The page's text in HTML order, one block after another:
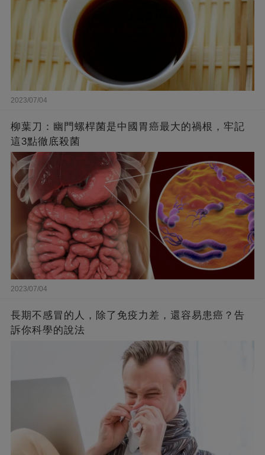
2023/07/04
柳葉刀：幽門螺桿菌是中國胃癌最大的禍根，牢記
這3點徹底殺菌
2023/07/04
長期不感冒的人，除了免疫力差，還容易患癌？告
訴你科學的說法